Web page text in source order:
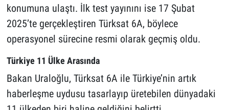
konumuna ulaştı. İlk test yayınını ise 17 Şubat
2025’te gerçekleştiren Türksat 6A, böylece
operasyonel sürecine resmi olarak geçmiş oldu.
Türkiye 11 Ülke Arasında
Bakan Uraloğlu, Türksat 6A ile Türkiye’nin artık
haberleşme uydusu tasarlayıp üretebilen dünyadaki